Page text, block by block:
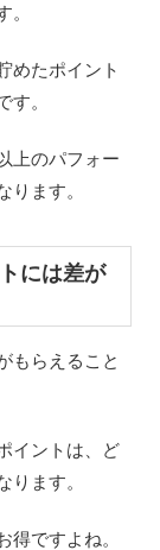
。
めたポイント
す。
上のパフォー
ります。
には差が
もらえること
イントは、ど
ります。
得ですよね。